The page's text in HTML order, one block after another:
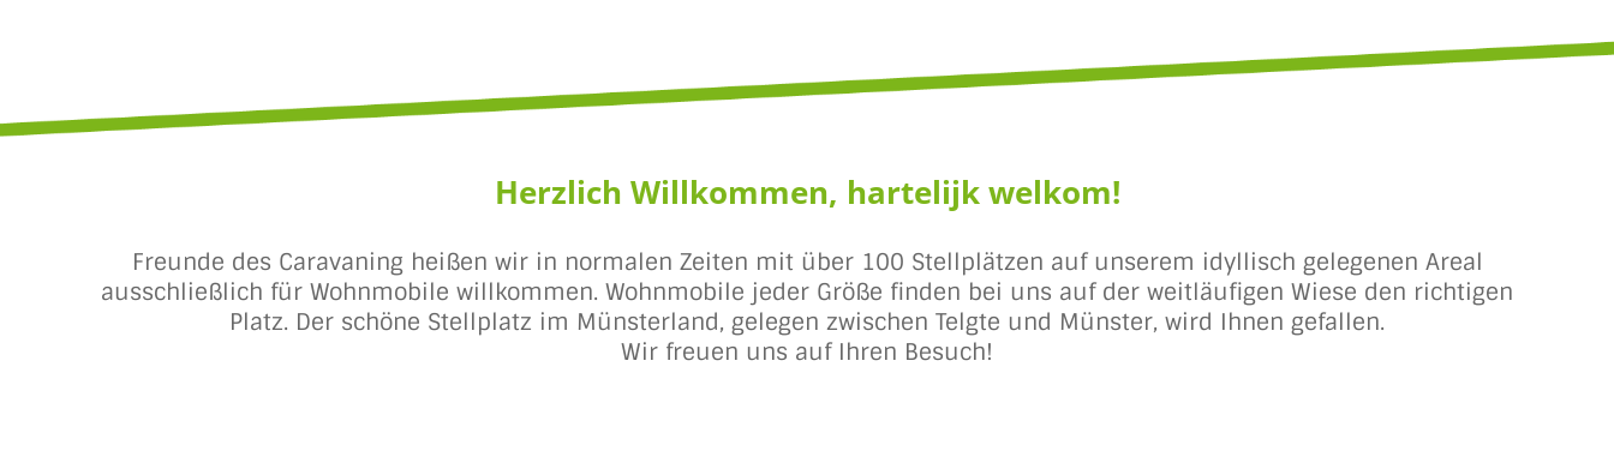
Herzlich Willkommen, hartelijk welkom!
Freunde des Caravaning heißen wir in normalen Zeiten mit über 100 Stellplätzen auf unserem idyllisch gelegenen Areal
ausschließlich für Wohnmobile willkommen. Wohnmobile jeder Größe finden bei uns auf der weitläufigen Wiese den richtigen
Platz. Der schöne Stellplatz im Münsterland, gelegen zwischen Telgte und Münster, wird Ihnen gefallen.
Wir freuen uns auf Ihren Besuch!